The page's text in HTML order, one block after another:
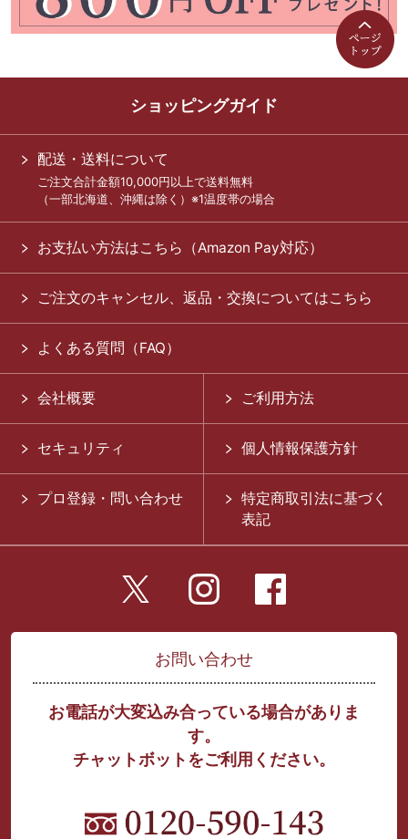
ショッピングガイド
配送・送料について
ご注文合計金額10,000円以上で送料無料
（一部北海道、沖縄は除く）※1温度帯の場合
お支払い方法はこちら（Amazon Pay対応）
ご注文のキャンセル、返品・交換についてはこちら
よくある質問（FAQ）
会社概要 ご利用方法
セキュリティ 個人情報保護方針
プロ登録・問い合わせ
特定商取引法に基づく
表記
お問い合わせ
お電話が大変込み合っている場合がありま
す。
チャットボットをご利用ください。